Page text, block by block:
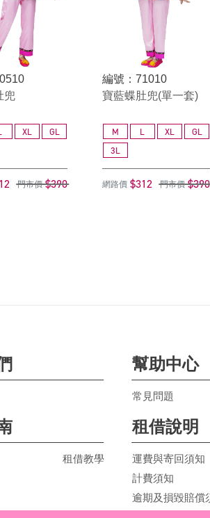
兜
XL GL
門市價 $390
編號：71010
寶藍蝶肚兜(單一套)
M L XL
GL
3L
網路價 $312 門市價 $390
租借教學
幫助中心
常見問題
租借說明
運費與寄回須知
計費須知
逾期及損毀賠償